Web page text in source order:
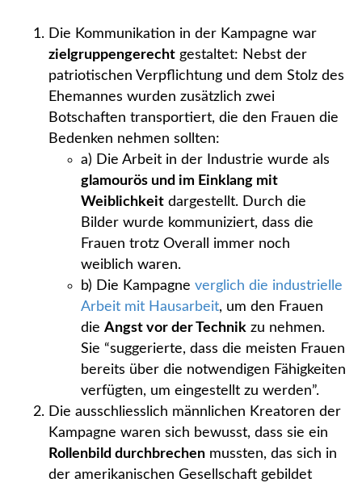
Die Kommunikation in der Kampagne war
zielgruppengerecht gestaltet: Nebst der
patriotischen Verpflichtung und dem Stolz des
Ehemannes wurden zusätzlich zwei
Botschaften transportiert, die den Frauen die
Bedenken nehmen sollten:
a) Die Arbeit in der Industrie wurde als
glamourös und im Einklang mit
Weiblichkeit dargestellt. Durch die
Bilder wurde kommuniziert, dass die
Frauen trotz Overall immer noch
weiblich waren.
b) Die Kampagne verglich die industrielle
Arbeit mit Hausarbeit, um den Frauen
die Angst vor der Technik zu nehmen.
Sie “suggerierte, dass die meisten Frauen
bereits über die notwendigen Fähigkeiten
verfügten, um eingestellt zu werden”.
Die ausschliesslich männlichen Kreatoren der
Kampagne waren sich bewusst, dass sie ein
Rollenbild durchbrechen mussten, das sich in
der amerikanischen Gesellschaft gebildet